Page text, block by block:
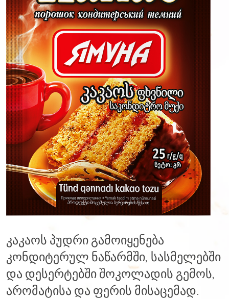
კაკაოს პუდრი გამოიყენება
კონდიტერულ ნაწარმში, სასმელებში
და დესერტებში შოკოლადის გემოს,
არომატისა და ფერის მისაცემად.